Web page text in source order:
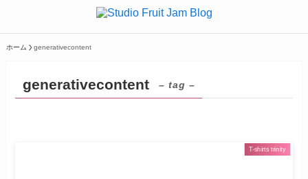
ホーム generativecontent
generativecontent – tag –
T-shirts trinity